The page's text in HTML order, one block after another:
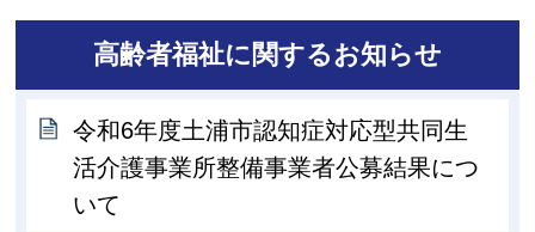
高齢者福祉に関するお知らせ
令和6年度土浦市認知症対応型共同生
活介護事業所整備事業者公募結果につ
いて